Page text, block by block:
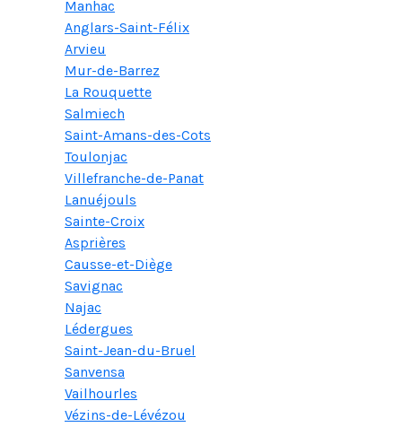
Manhac
Anglars-Saint-Félix
Arvieu
Mur-de-Barrez
La Rouquette
Salmiech
Saint-Amans-des-Cots
Toulonjac
Villefranche-de-Panat
Lanuéjouls
Sainte-Croix
Asprières
Causse-et-Diège
Savignac
Najac
Lédergues
Saint-Jean-du-Bruel
Sanvensa
Vailhourles
Vézins-de-Lévézou